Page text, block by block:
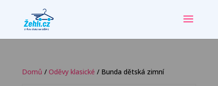
Domů / Oděvy klasické / Bunda dětská zimní